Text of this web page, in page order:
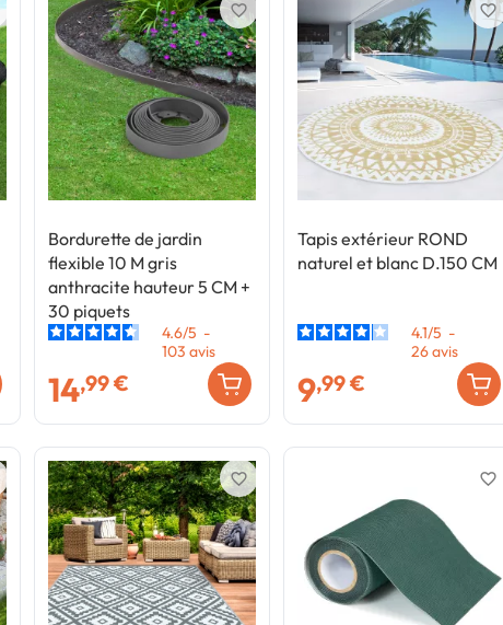
Bordurette de jardin
flexible 10 M gris
anthracite hauteur 5 CM +
30 piquets
4.6/5 -
103 avis
14,99 €
favorite_border
Tapis extérieur ROND
naturel et blanc D.150 CM
4.1/5 -
26avis
9,99 €
favorite_border
favorite_border favorite_border